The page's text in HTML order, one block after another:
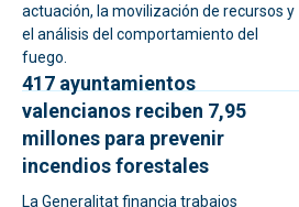
actuación, la movilización de recursos y
el análisis del comportamiento del
fuego.
417 ayuntamientos
valencianos reciben 7,95
millones para prevenir
incendios forestales
La Generalitat financia trabajos